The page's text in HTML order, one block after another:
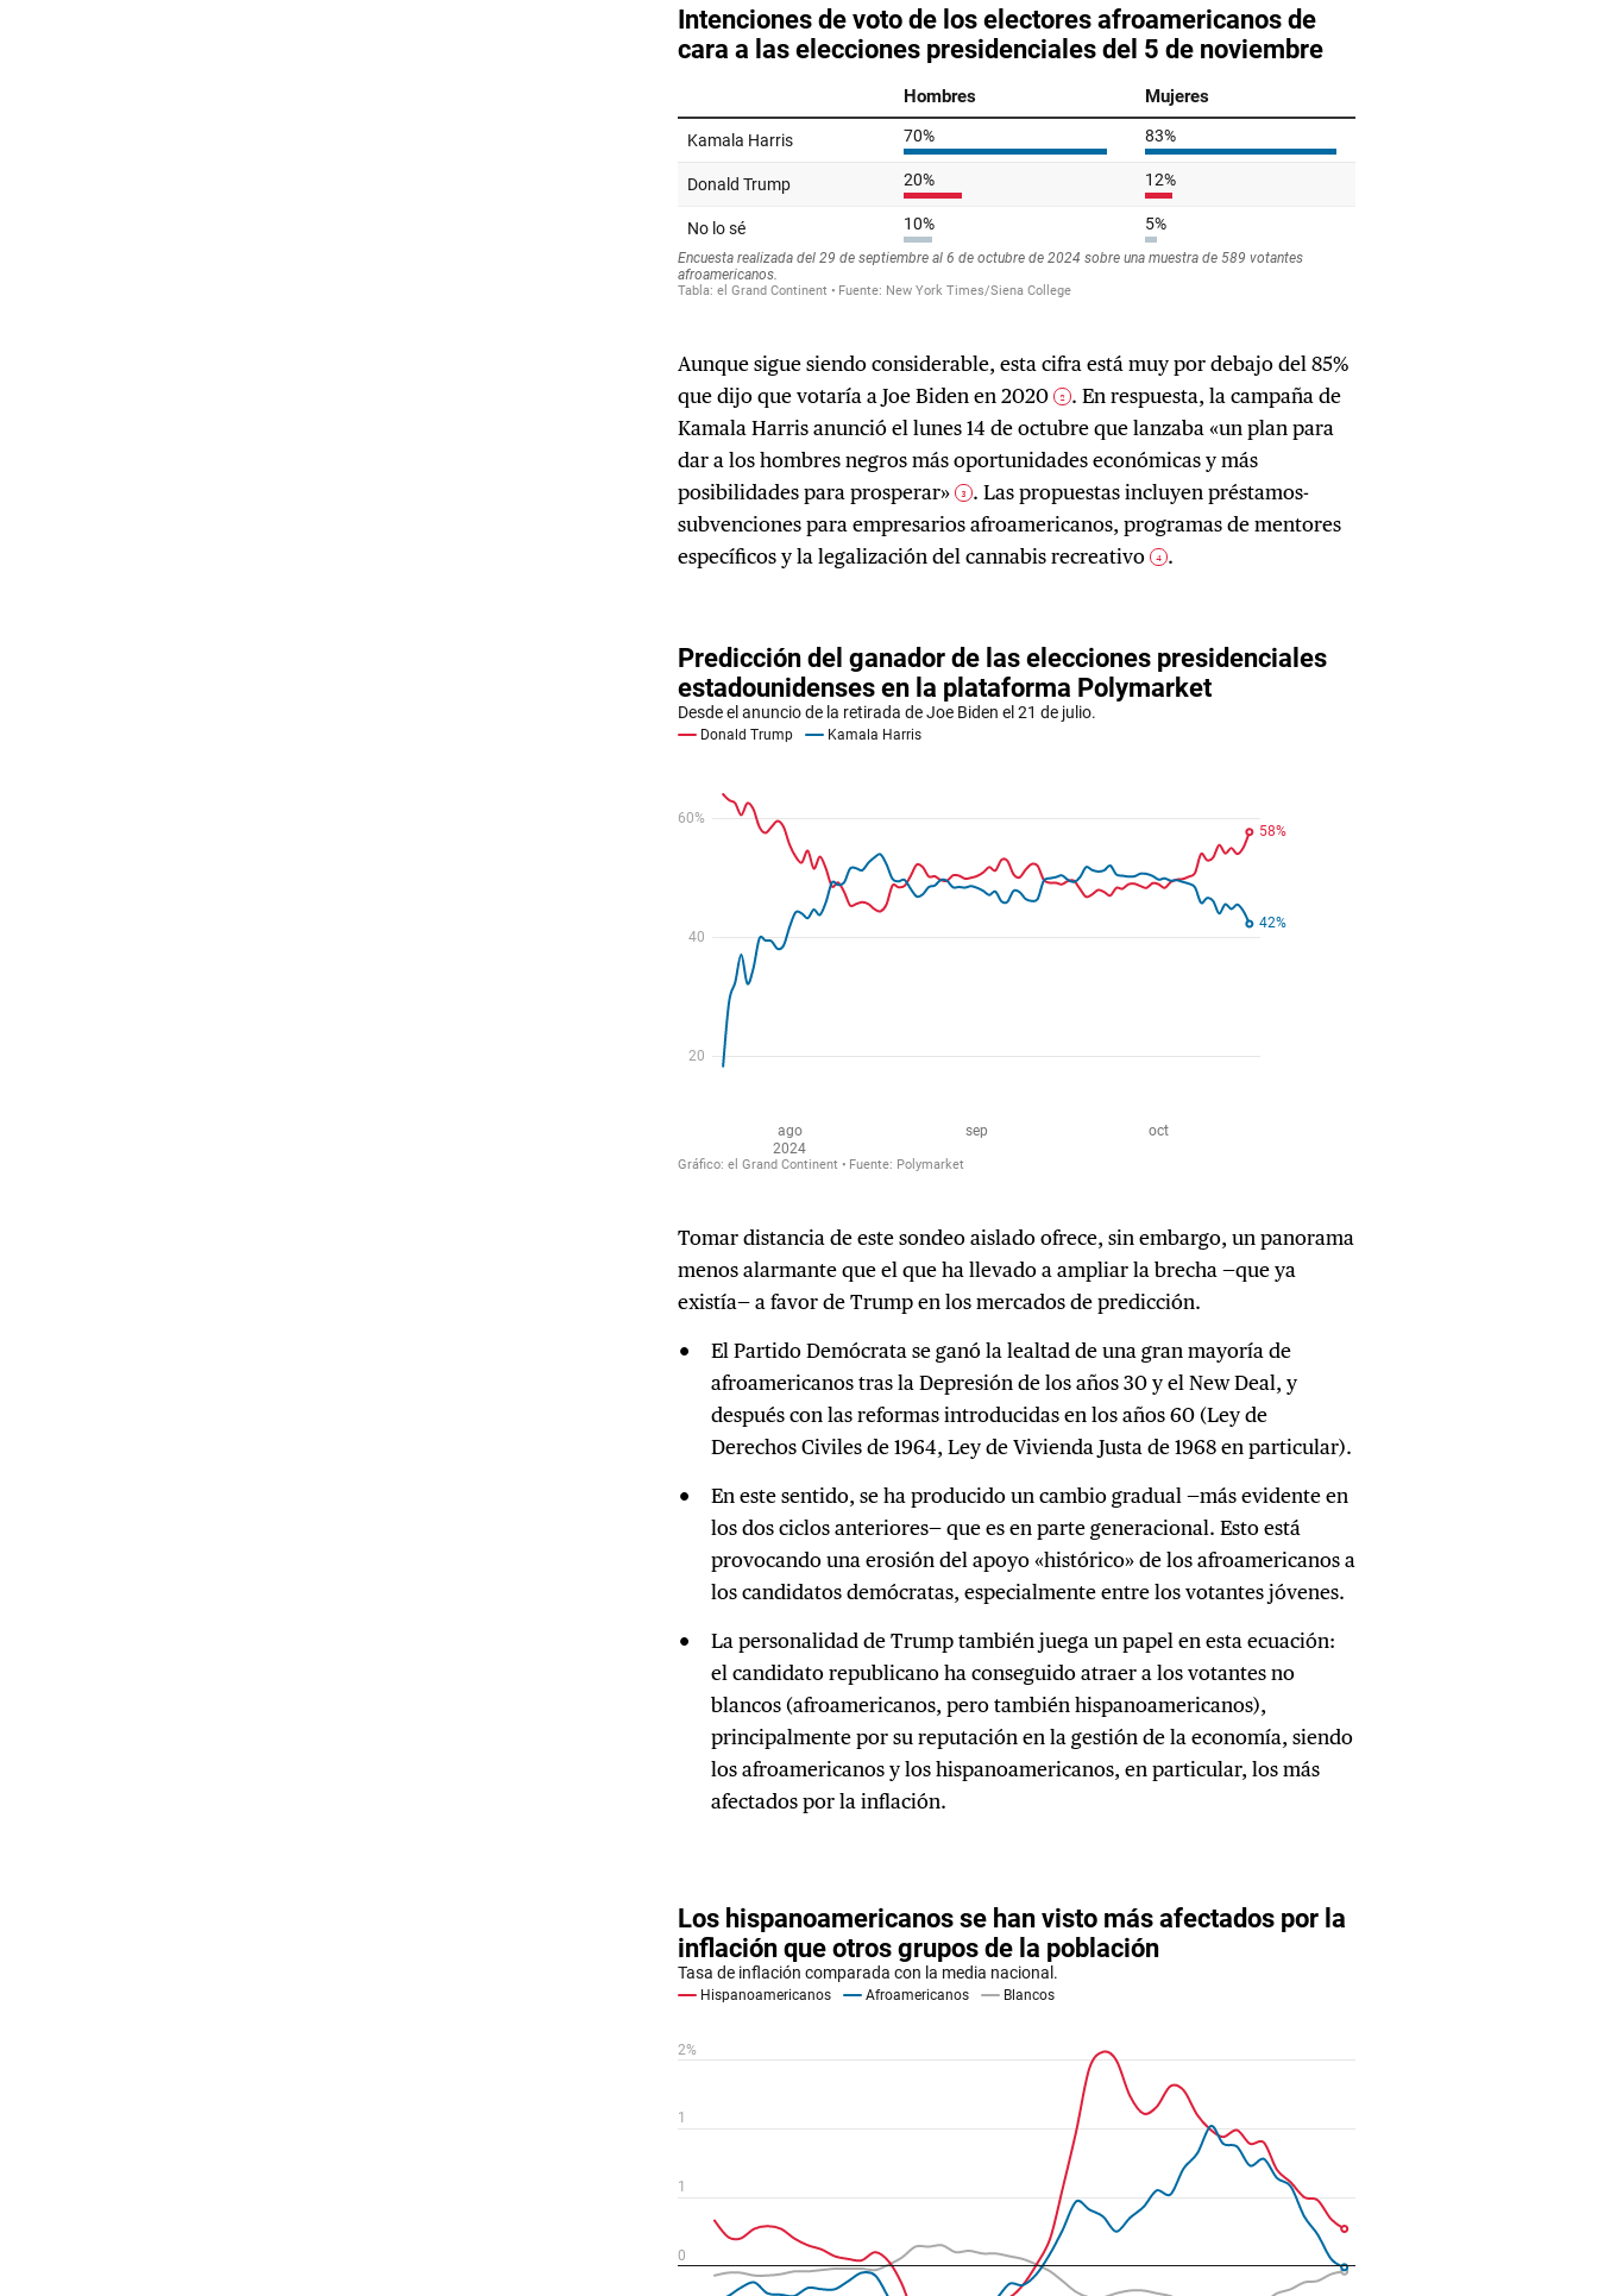
Aunque sigue siendo considerable, esta cifra está muy por debajo del 85%
que dijo que votaría a Joe Biden en 2020 2 . En respuesta, la campaña de
Kamala Harris anunció el lunes 14 de octubre que lanzaba «un plan para
dar a los hombres negros más oportunidades económicas y más
posibilidades para prosperar» 3 . Las propuestas incluyen préstamos-
subvenciones para empresarios afroamericanos, programas de mentores
específicos y la legalización del cannabis recreativo 4 .
Tomar distancia de este sondeo aislado ofrece, sin embargo, un panorama
menos alarmante que el que ha llevado a ampliar la brecha —que ya
existía— a favor de Trump en los mercados de predicción.
El Partido Demócrata se ganó la lealtad de una gran mayoría de
afroamericanos tras la Depresión de los años 30 y el New Deal, y
después con las reformas introducidas en los años 60 (Ley de
Derechos Civiles de 1964, Ley de Vivienda Justa de 1968 en particular).
En este sentido, se ha producido un cambio gradual —más evidente en
los dos ciclos anteriores— que es en parte generacional. Esto está
provocando una erosión del apoyo «histórico» de los afroamericanos a
los candidatos demócratas, especialmente entre los votantes jóvenes.
La personalidad de Trump también juega un papel en esta ecuación:
el candidato republicano ha conseguido atraer a los votantes no
blancos (afroamericanos, pero también hispanoamericanos),
principalmente por su reputación en la gestión de la economía, siendo
los afroamericanos y los hispanoamericanos, en particular, los más
afectados por la inflación.